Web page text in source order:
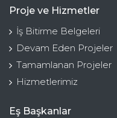
Proje ve Hizmetler
İş Bitirme Belgeleri
Devam Eden Projeler
Tamamlanan Projeler
Hizmetlerimiz
Eş Başkanlar